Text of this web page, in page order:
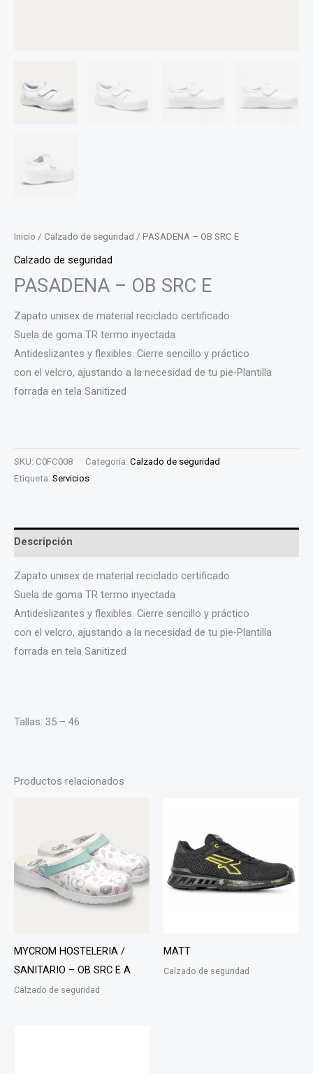
Inicio / Calzado de seguridad / PASADENA – OB SRC E
Calzado de seguridad
PASADENA – OB SRC E
Zapato unisex de material reciclado certificado.
Suela de goma TR termo inyectada
Antideslizantes y flexibles. Cierre sencillo y práctico
con el velcro, ajustando a la necesidad de tu pie-Plantilla
forrada en tela Sanitized
SKU: C0FC008 Categoría: Calzado de seguridad
Etiqueta: Servicios
Descripción
Zapato unisex de material reciclado certificado.
Suela de goma TR termo inyectada
Antideslizantes y flexibles. Cierre sencillo y práctico
con el velcro, ajustando a la necesidad de tu pie-Plantilla
forrada en tela Sanitized
Tallas: 35 – 46
Productos relacionados
MYCROM HOSTELERIA /
SANITARIO – OB SRC E A
Calzado de seguridad
MATT
Calzado de seguridad